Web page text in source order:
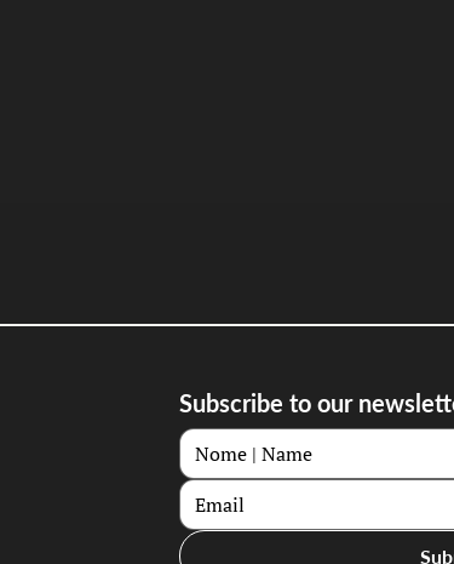
Subscribe to our